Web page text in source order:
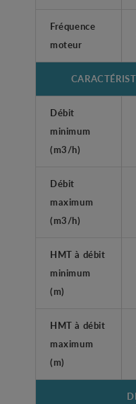
Fréquence
moteur
Débit
minimum
(m3/h)
Débit
maximum
(m3/h)
HMT à débit
minimum
(m)
HMT à débit
maximum
(m)